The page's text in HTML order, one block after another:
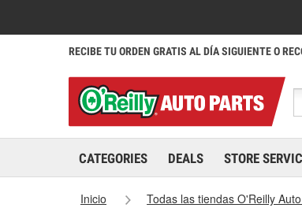
RECIBE TU ORDEN GRATIS AL DÍA SIGUIENTE O
CATEGORIES DEALS STORE
Inicio Todas las tiendas O'Reilly